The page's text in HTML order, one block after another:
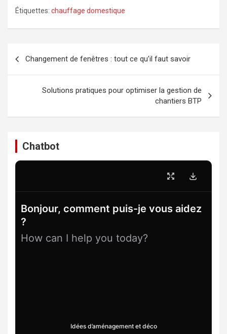
Étiquettes: chauffage domestique
l’article
Changement de fenêtres : tout ce qu’il faut savoir
Solutions pratiques pour optimiser la gestion de
chantiers BTP
Chatbot
Bonjour, comment puis-je vous aidez
?
How can I help you today?
Idées d’aménagement et déco